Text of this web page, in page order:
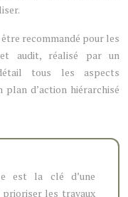
recommandé pour les
audit, réalisé par un
tous les aspects
d’action hiérarchisé
est la clé d’une
les travaux